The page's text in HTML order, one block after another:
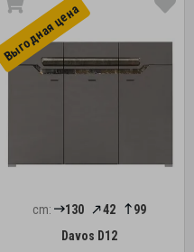
Выгоднaя цена
cm: 130 42
99
Davos D12